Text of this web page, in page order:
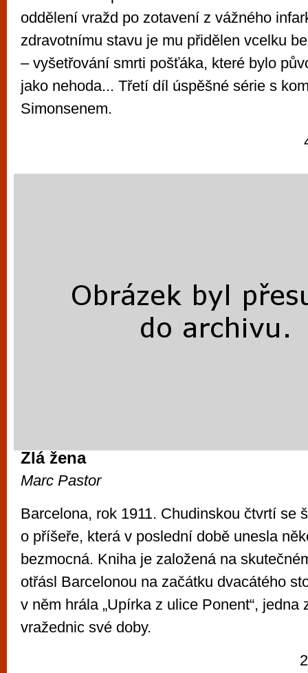
oddělení vražd po zotavení z vážného
zdravotnímu stavu je mu přidělen vcelku
‒ vyšetřování smrti pošťáka, které bylo
jako nehoda... Třetí díl úspěšné série s
Simonsenem.
Zlá žena
Marc Pastor
Barcelona, rok 1911. Chudinskou čtvrtí se
o příšeře, která v poslední době unesla
bezmocná. Kniha je založená na
otřásl Barcelonou na začátku dvacátého
v něm hrála „Upírka z ulice Ponent“, jedna
vražednic své doby.